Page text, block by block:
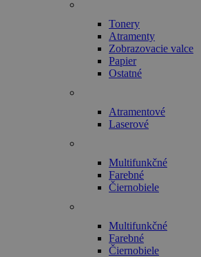
Tonery
Atramenty
Zobrazovacie valce
Papier
Ostatné
Atramentové
Laserové
Multifunkčné
Farebné
Čiernobiele
Multifunkčné
Farebné
Čiernobiele